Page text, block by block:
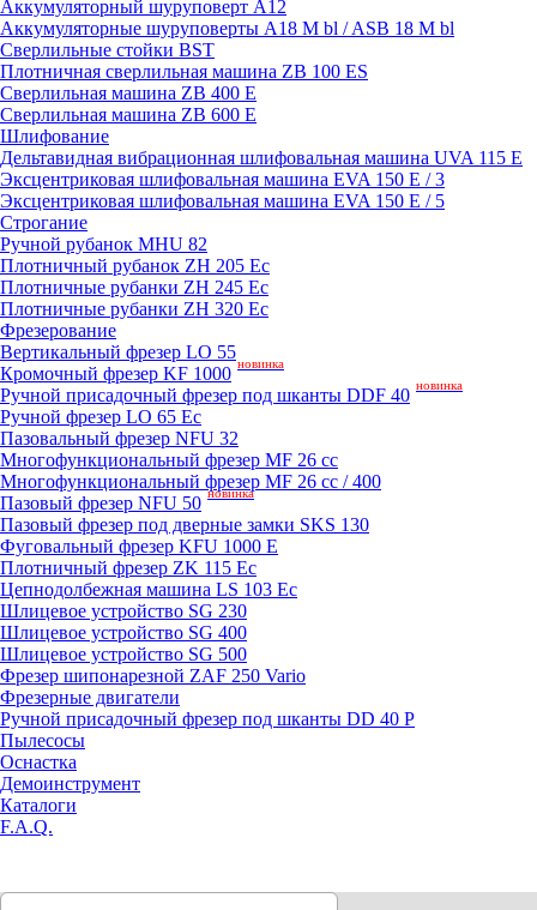
Аккумуляторный шуруповерт A12
Аккумуляторные шуруповерты A18 M bl / ASB 18 M bl
Сверлильные стойки BST
Плотничная сверлильная машина ZB 100 ES
Сверлильная машина ZB 400 E
Сверлильная машина ZB 600 E
Шлифование
Дельтавидная вибрационная шлифовальная машина UVA 115 E
Эксцентриковая шлифовальная машина EVA 150 E / 3
Эксцентриковая шлифовальная машина EVA 150 E / 5
Строгание
Ручной рубанок MHU 82
Плотничный рубанок ZH 205 Ec
Плотничные рубанки ZH 245 Ec
Плотничные рубанки ZH 320 Ec
Фрезерование
Вертикальный фрезер LO 55
Кромочный фрезер KF 1000 новинка
Ручной присадочный фрезер под шканты DDF 40 новинка
Ручной фрезер LO 65 Ec
Пазовальный фрезер NFU 32
Mногофункциональный фрезер MF 26 cc
Mногофункциональный фрезер MF 26 cc / 400
Пазовый фрезер NFU 50 новинка
Пазовый фрезер под дверные замки SKS 130
Фуговальный фрезер KFU 1000 E
Плотничный фрезер ZK 115 Ec
Цепнодолбежная машина LS 103 Ec
Шлицевое устройство SG 230
Шлицевое устройство SG 400
Шлицевое устройство SG 500
Фрезер шипонарезной ZAF 250 Vario
Фрезерные двигатели
Ручной присадочный фрезер под шканты DD 40 P
Пылесосы
Оснастка
Демоинструмент
Каталоги
F.A.Q.